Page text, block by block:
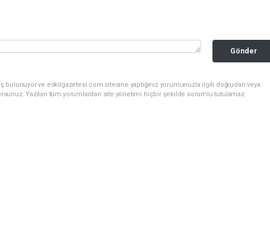
Gönder
bulunuyor ve eskilgazetesi.com sitesine yaptığınız yorumunuzla ilgili doğrudan veya
Yazılan tüm yorumlardan site yönetimi hiçbir şekilde sorumlu tutulamaz.